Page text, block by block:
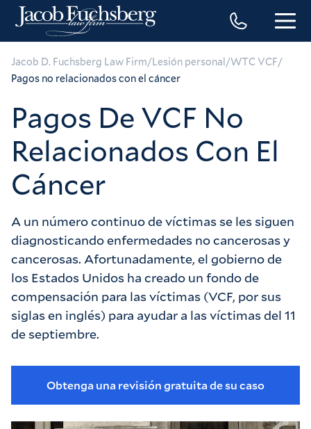
Jacob D. Fuchsberg Law Firm/Lesión personal/WTC VCF/
Pagos no relacionados con el cáncer
Pagos De VCF No
Relacionados Con El
Cáncer
A un número continuo de víctimas se les siguen
diagnosticando enfermedades no cancerosas y
cancerosas. Afortunadamente, el gobierno de
los Estados Unidos ha creado un fondo de
compensación para las víctimas (VCF, por sus
siglas en inglés) para ayudar a las víctimas del 11
de septiembre.
Obtenga una revisión gratuita de su caso